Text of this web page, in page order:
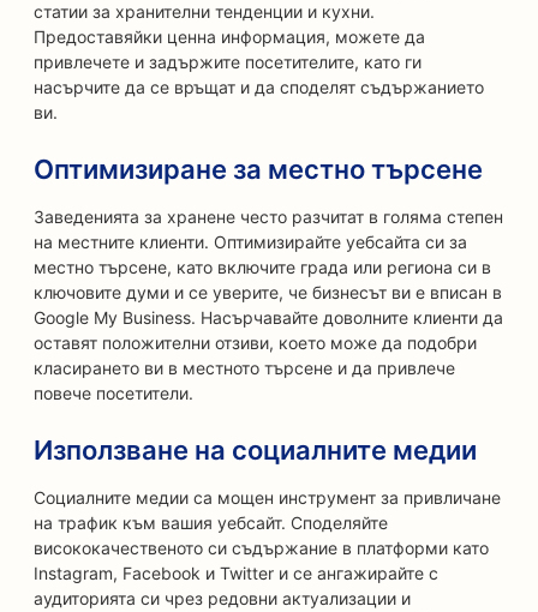
статии за хранителни тенденции и кухни.
Предоставяйки ценна информация, можете да
привлечете и задържите посетителите, като ги
насърчите да се връщат и да споделят съдържанието
ви.
Оптимизиране за местно търсене
Заведенията за хранене често разчитат в голяма степен
на местните клиенти. Оптимизирайте уебсайта си за
местно търсене, като включите града или региона си в
ключовите думи и се уверите, че бизнесът ви е вписан в
Google My Business. Насърчавайте доволните клиенти да
оставят положителни отзиви, което може да подобри
класирането ви в местното търсене и да привлече
повече посетители.
Използване на социалните медии
Социалните медии са мощен инструмент за привличане
на трафик към вашия уебсайт. Споделяйте
висококачественото си съдържание в платформи като
Instagram, Facebook и Twitter и се ангажирайте с
аудиторията си чрез редовни актуализации и